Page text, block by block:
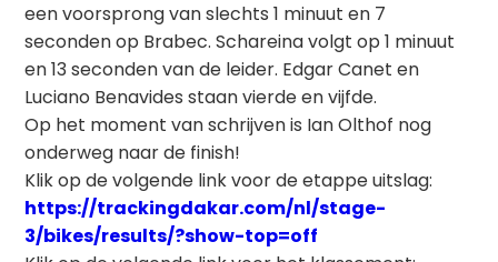
een voorsprong van slechts 1 minuut en 7
seconden op Brabec. Schareina volgt op 1 minuut
en 13 seconden van de leider. Edgar Canet en
Luciano Benavides staan vierde en vijfde.
Op het moment van schrijven is Ian Olthof nog
onderweg naar de finish!
Klik op de volgende link voor de etappe uitslag:
https://trackingdakar.com/nl/stage-
3/bikes/results/?show-top=off